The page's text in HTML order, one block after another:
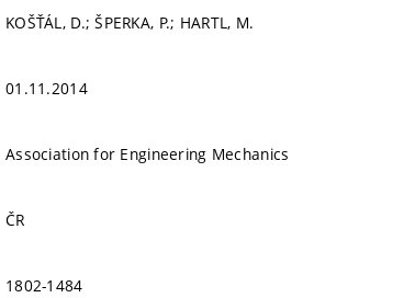
KOŠŤÁL, D.; ŠPERKA, P.; HARTL, M.
01.11.2014
Association for Engineering Mechanics
ČR
1802-1484